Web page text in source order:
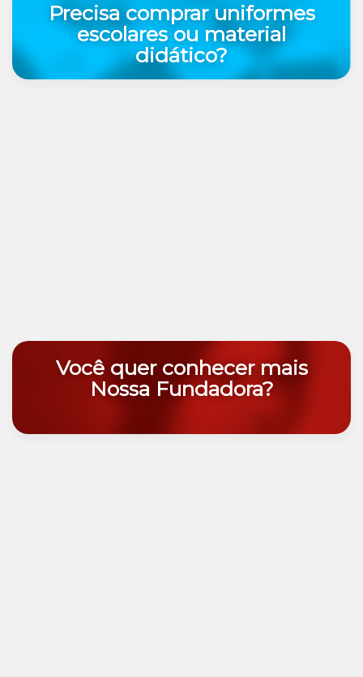
Precisa comprar uniformes
escolares ou material
didático?
Você quer conhecer mais
Nossa Fundadora?